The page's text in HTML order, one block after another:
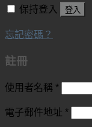
保持登入 登入
忘記密碼？
註冊
使用者名稱 *
電子郵件地址 *